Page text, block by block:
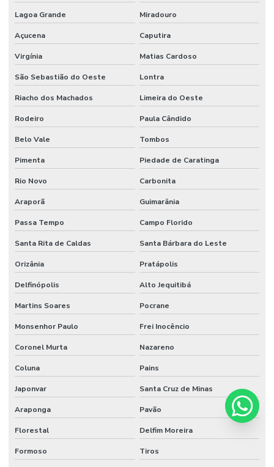
Lagoa Grande Miradouro
Açucena Caputira
Virgínia Matias Cardoso
São Sebastião do Oeste Lontra
Riacho dos Machados Limeira do Oeste
Rodeiro Paula Cândido
Belo Vale Tombos
Pimenta Piedade de Caratinga
Rio Novo Carbonita
Araporã Guimarânia
Passa Tempo Campo Florido
Santa Rita de Caldas Santa Bárbara do Leste
Orizânia Pratápolis
Delfinópolis Alto Jequitibá
Martins Soares Pocrane
Monsenhor Paulo Frei Inocêncio
Coronel Murta Nazareno
Coluna Pains
Japonvar Santa Cruz de Minas
Araponga Pavão
Florestal Delfim Moreira
Formoso Tiros